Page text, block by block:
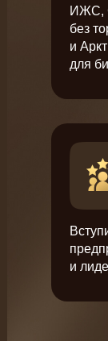
ИЖС,
без
и
для
и